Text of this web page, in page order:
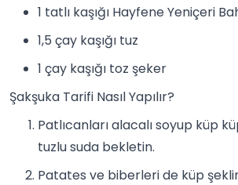
1 tatlı kaşığı Hayfene Yeniçeri
1,5 çay kaşığı tuz
1 çay kaşığı toz şeker
Şakşuka Tarifi Nasıl Yapılır?
Patlıcanları alacalı soyup küp
tuzlu suda bekletin.
Patates ve biberleri de küp